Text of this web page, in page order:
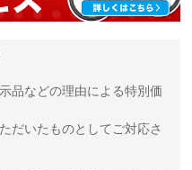
品などの理由による特別価
だいたものとしてご対応さ